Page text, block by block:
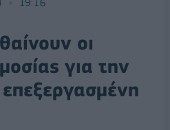
19:16
οι
για την